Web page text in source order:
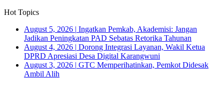
Hot Topics
August 5, 2026 | Ingatkan Pemkab, Akademisi: Jangan
Jadikan Peningkatan PAD Sebatas Retorika Tahunan
August 4, 2026 | Dorong Integrasi Layanan, Wakil Ketua
DPRD Apresiasi Desa Digital Karangwuni
August 3, 2026 | GTC Memperihatinkan, Pemkot Didesak
Ambil Alih